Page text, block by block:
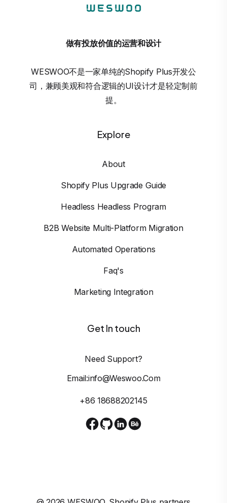
做有投放价值的运营和设计
WESWOO不是一家单纯的Shopify Plus开发公
司，兼顾美观和符合逻辑的UI设计才是轻定制前
提。
Explore
About
Shopify Plus Upgrade Guide
Headless Headless Program
B2B Website Multi-Platform Migration
Automated Operations
Faq's
Marketing Integration
Get In touch
Need Support?
Email:info@weswoo.com
+86 18688202145